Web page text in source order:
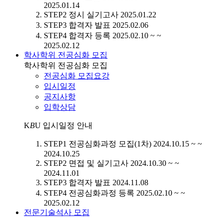
2025.01.14
STEP2 정시 실기고사 2025.01.22
STEP3 합격자 발표 2025.02.06
STEP4 합격자 등록 2025.02.10 ~ ~
2025.02.12
학사학위 전공심화 모집
학사학위 전공심화 모집
전공심화 모집요강
입시일정
공지사항
입학상담
KBU 입시일정 안내
STEP1 전공심화과정 모집(1차) 2024.10.15 ~ ~
2024.10.25
STEP2 면접 및 실기고사 2024.10.30 ~ ~
2024.11.01
STEP3 합격자 발표 2024.11.08
STEP4 전공심화과정 등록 2025.02.10 ~ ~
2025.02.12
전문기술석사 모집